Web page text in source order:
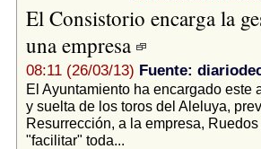
El Consistorio encarga la
una empresa
08:11 (26/03/13) Fuente:
El Ayuntamiento ha encargado este
y suelta de los toros del Aleluya,
Resurrección, a la empresa,
"facilitar" toda...